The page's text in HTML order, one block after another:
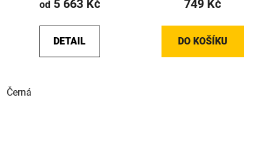
od5 663 Kč
DETAIL
Černá
749 Kč
DO KOŠÍKU